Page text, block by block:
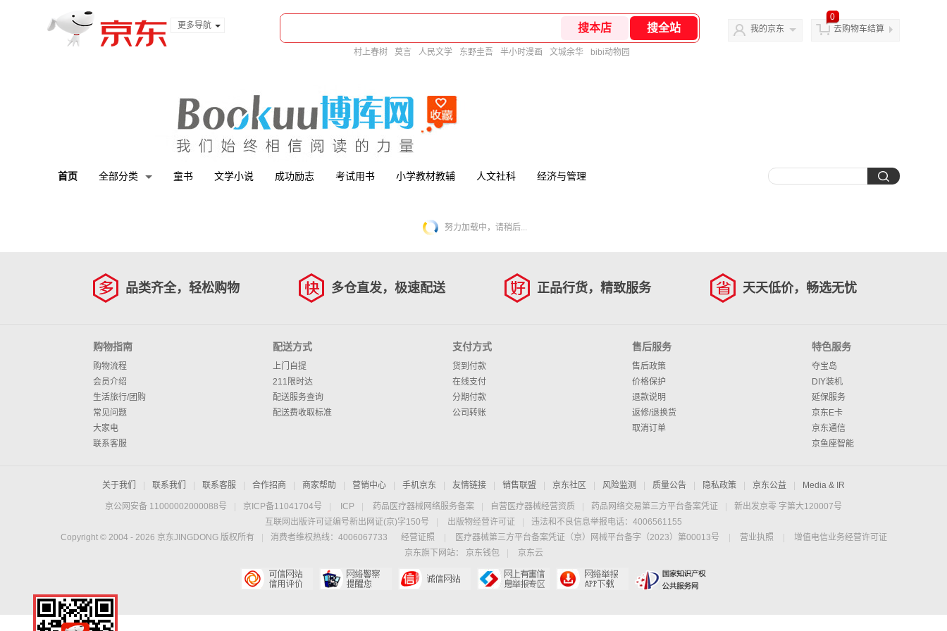
更多导航
村上春树 莫言 人民文学 东野圭吾 半小时漫画 文城余华 bibi动物园
我的京东
0
去购物车结算
首页 全部分类 童书 文学小说 成功励志 考试用书 小学教材教辅 人文社科 经济与管理
努力加载中，请稍后...
品类齐全，轻松购物 多仓直发，极速配送 正品行货，精致服务 天天低价，畅选无忧
购物指南
购物流程
会员介绍
生活旅行/团购
常见问题
大家电
联系客服
配送方式
上门自提
211限时达
配送服务查询
配送费收取标准
支付方式
货到付款
在线支付
分期付款
公司转账
售后服务
售后政策
价格保护
退款说明
返修/退换货
取消订单
特色服务
夺宝岛
DIY装机
延保服务
京东E卡
京东通信
京鱼座智能
关于我们 联系我们 联系客服 合作招商 商家帮助 营销中心 手机京东 友情链接 销售联盟 京东社区 风险监测 质量公告 隐私政策 京东公益 Media & IR
京公网安备 11000002000088号 京ICP备11041704号 ICP 药品医疗器械网络服务备案 自营医疗器械经营资质 药品网络交易第三方平台备案凭证
新出发京零 字第大120007号
互联网出版许可证编号新出网证(京)字150号
出版物经营许可证
违法和不良信息举报电话：4006561155
Copyright © 2004 - 2026 京东JINGDONG 版权所有 消费者维权热线：4006067733 经营证照 医疗器械第三方平台备案凭证（京）网械平台备字（2023）第00013号 营业执照
增值电信业务经营许可证
京东旗下网站：
京东钱包 京东云